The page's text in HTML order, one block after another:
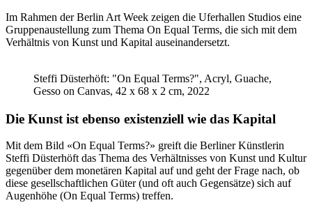
Im Rahmen der Berlin Art Week zeigen die Uferhallen Studios eine
Gruppenaustellung zum Thema On Equal Terms, die sich mit dem
Verhältnis von Kunst und Kapital auseinandersetzt.
Steffi Düsterhöft: "On Equal Terms?", Acryl, Guache,
Gesso on Canvas, 42 x 68 x 2 cm, 2022
Die Kunst ist ebenso existenziell wie das Kapital
Mit dem Bild «On Equal Terms?» greift die Berliner Künstlerin
Steffi Düsterhöft das Thema des Verhältnisses von Kunst und Kultur
gegenüber dem monetären Kapital auf und geht der Frage nach, ob
diese gesellschaftlichen Güter (und oft auch Gegensätze) sich auf
Augenhöhe (On Equal Terms) treffen.